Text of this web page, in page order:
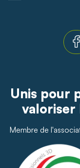
Unis pour
valoriser
Membre de